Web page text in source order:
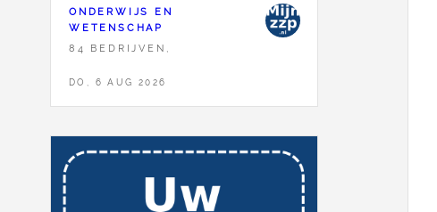
ONDERWIJS EN
WETENSCHAP
84 BEDRIJVEN,
DO, 6 AUG 2026